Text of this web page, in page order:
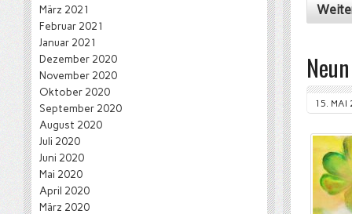
15. MAI
März 2021
Februar 2021
Januar 2021
Dezember 2020
November 2020
Oktober 2020
September 2020
August 2020
Juli 2020
Juni 2020
Mai 2020
April 2020
März 2020